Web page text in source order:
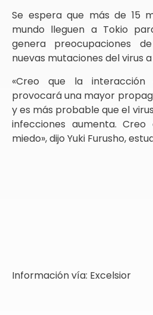
Se espera que más de 15
mundo lleguen a Tokio
genera preocupaciones
nuevas mutaciones del virus
«Creo que la interacción
provocará una mayor
y es más probable que el
infecciones aumenta.
miedo», dijo Yuki Furusho,
Información vía: Excelsior